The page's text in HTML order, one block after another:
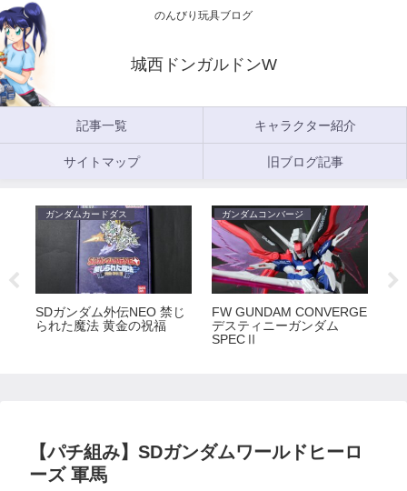
のんびり玩具ブログ
城西ドンガルドンW
記事一覧 キャラクター紹介
サイトマップ 旧ブログ記事
ガンダムカードダス
SDガンダム外伝NEO 禁じ
られた魔法 黄金の祝福
ガンダムコンバージ
FW GUNDAM CONVERGE
デスティニーガンダム
SPECⅡ
【パチ組み】SDガンダムワールドヒーロ
ーズ 軍馬